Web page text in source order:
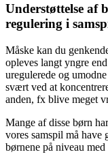
Understøttelse af
regulering i
Måske kan du
opleves langt yngre
uregulerede og
svært ved at
anden, fx blive meget
Mange af disse børn
vores samspil må
børnene på niveau